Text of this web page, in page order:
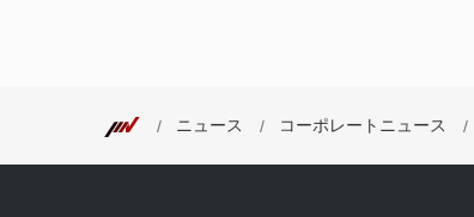
ニュース コーポレートニュース